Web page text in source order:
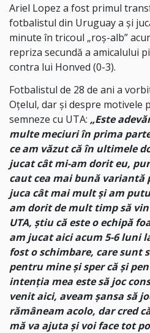
Ariel Lopez a fost primul
fotbalistul din Uruguay a și
minute în tricoul „roș-alb”
repriza secundă a amicalului
contra lui Honved (0-3).
Fotbalistul de 28 de ani a
Oțelul, dar și despre motivele
semneze cu UTA: „Este
multe meciuri în prima
ce am văzut că în ultimele
jucat cât mi-am dorit eu,
caut cea mai bună
juca cât mai mult și am
am dorit de mult timp să
UTA, ştiu că este o echipă
am jucat aici acum 5-6 luni
fost o schimbare, care sunt
pentru mine și sper că și
intenția mea este să joc
venit aici, aveam șansa să
rămâneam acolo, dar cred
mă va ajuta și voi face tot